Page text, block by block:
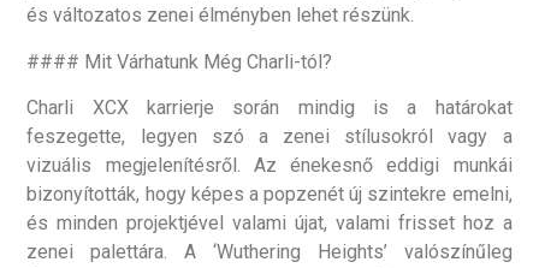
és változatos zenei élményben lehet részünk.
#### Mit Várhatunk Még Charli-tól?
Charli XCX karrierje során mindig is a határokat
feszegette, legyen szó a zenei stílusokról vagy a
vizuális megjelenítésről. Az énekesnő eddigi munkái
bizonyították, hogy képes a popzenét új szintekre emelni,
és minden projektjével valami újat, valami frisset hoz a
zenei palettára. A ‘Wuthering Heights’ valószínűleg